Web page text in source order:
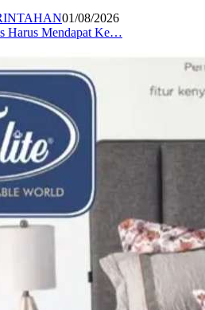
01/08/2026
Harus Mendapat Ke…